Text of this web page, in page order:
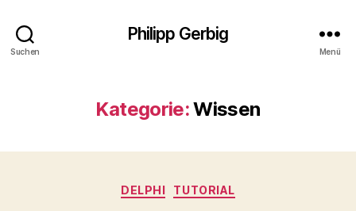
Suchen
Philipp Gerbig
Menü
Kategorie:Wissen
Kategorien
DELPHI TUTORIAL